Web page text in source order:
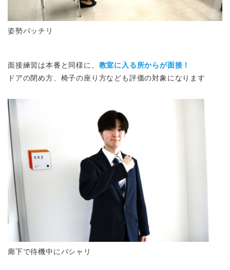
姿勢バッチリ
面接練習は本番と同様に、 教室に入る所からが面接！
ドアの閉め方、椅子の座り方なども評価の対象になります
廊下で待機中にパシャリ